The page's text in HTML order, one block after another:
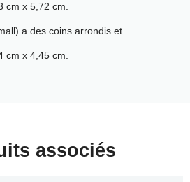
cm x 5,72 cm.
a des coins arrondis et
cm x 4,45 cm.
associés